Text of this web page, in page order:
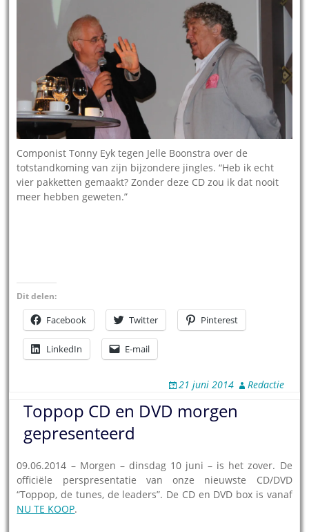
Componist Tonny Eyk tegen Jelle Boonstra over de
totstandkoming van zijn bijzondere jingles. “Heb ik echt
vier pakketten gemaakt? Zonder deze CD zou ik dat nooit
meer hebben geweten.”
Dit delen:
Facebook Twitter Pinterest
LinkedIn E-mail
21 juni 2014 Redactie
Toppop CD en DVD morgen
gepresenteerd
09.06.2014 – Morgen – dinsdag 10 juni – is het zover. De
officiële perspresentatie van onze nieuwste CD/DVD
“Toppop, de tunes, de leaders”. De CD en DVD box is vanaf
NU TE KOOP.